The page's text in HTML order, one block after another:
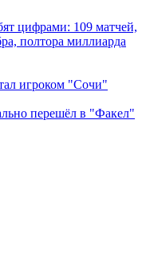
цифрами: 109 матчей,
полтора миллиарда
игроком "Сочи"
перешёл в "Факел"